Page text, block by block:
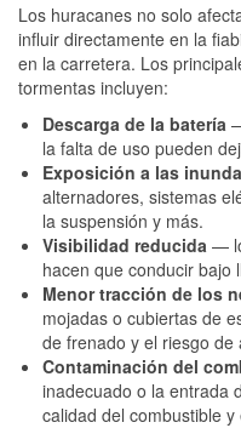
Los huracanes no solo
influir directamente en la
en la carretera. Los
tormentas incluyen:
Descarga de la batería
la falta de uso pueden
Exposición a las
alternadores, sistemas
la suspensión y más.
Visibilidad reducida —
hacen que conducir bajo
Menor tracción de los
mojadas o cubiertas de
de frenado y el riesgo de
Contaminación del
inadecuado o la entrada
calidad del combustible